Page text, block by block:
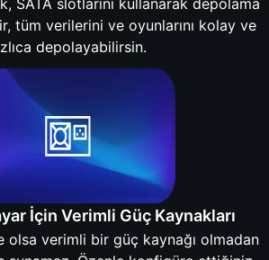
tüm verilerini ve oyunlarını kolay ve
depolayabilirsin.
İçin Verimli Güç Kaynakları
olsa verimli bir güç kaynağı olmadan